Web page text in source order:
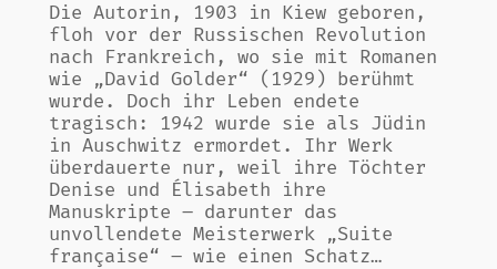
Die Autorin, 1903 in Kiew geboren,
floh vor der Russischen Revolution
nach Frankreich, wo sie mit Romanen
wie „David Golder“ (1929) berühmt
wurde. Doch ihr Leben endete
tragisch: 1942 wurde sie als Jüdin
in Auschwitz ermordet. Ihr Werk
überdauerte nur, weil ihre Töchter
Denise und Élisabeth ihre
Manuskripte – darunter das
unvollendete Meisterwerk „Suite
française“ – wie einen Schatz…